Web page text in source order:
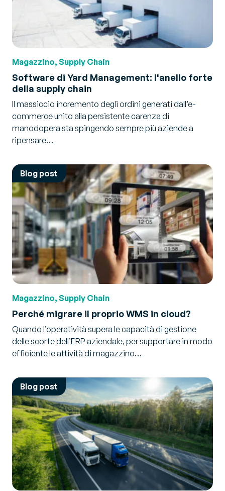
Magazzino, Supply Chain
Software di Yard Management: l'anello forte
della supply chain
Il massiccio incremento degli ordini generati dall’e-
commerce unito alla persistente carenza di
manodopera sta spingendo sempre più aziende a
ripensare…
Blog post
Magazzino, Supply Chain
Perché migrare il proprio WMS in cloud?
Quando l’operatività supera le capacità di gestione
delle scorte dell’ERP aziendale, per supportare in modo
efficiente le attività di magazzino…
Blog post